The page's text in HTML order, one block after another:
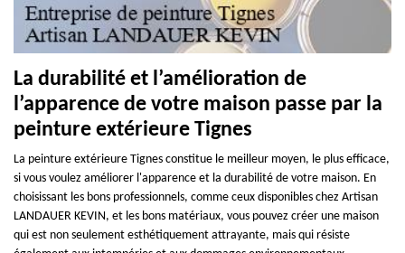
La durabilité et l’amélioration de
l’apparence de votre maison passe par la
peinture extérieure Tignes
La peinture extérieure Tignes constitue le meilleur moyen, le plus efficace,
si vous voulez améliorer l'apparence et la durabilité de votre maison. En
choisissant les bons professionnels, comme ceux disponibles chez Artisan
LANDAUER KEVIN, et les bons matériaux, vous pouvez créer une maison
qui est non seulement esthétiquement attrayante, mais qui résiste